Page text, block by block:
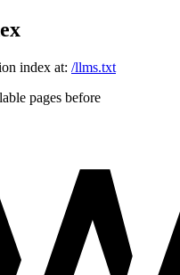
index at: /llms.txt
pages before